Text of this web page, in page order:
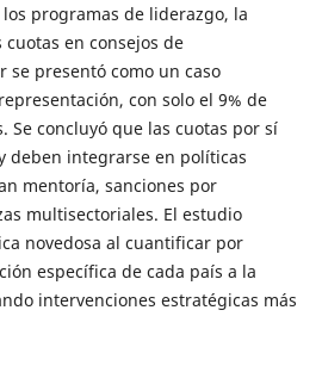
programas de liderazgo, la
en consejos de
se presentó como un caso
con solo el 9% de
Se concluyó que las cuotas por sí
deben integrarse en políticas
mentoría, sanciones por
multisectoriales. El estudio
novedosa al cuantificar por
específica de cada país a la
intervenciones estratégicas más